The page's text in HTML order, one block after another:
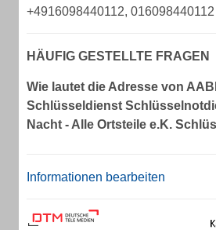
+4916098440112, 016098440112
HÄUFIG GESTELLTE FRAGEN
Wie lautet die Adresse von
Schlüsseldienst
Nacht - Alle Ortsteile e.K.
Informationen bearbeiten